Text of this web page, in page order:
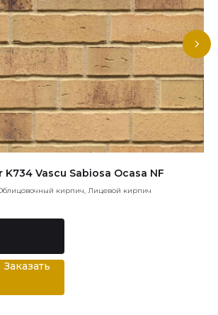
Vascu Sabiosa Ocasa NF
кирпич, Лицевой кирпич
Заказать